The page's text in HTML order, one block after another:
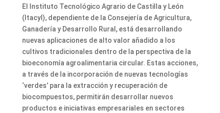
El Instituto Tecnológico Agrario de Castilla y León
(Itacyl), dependiente de la Consejería de Agricultura,
Ganadería y Desarrollo Rural, está desarrollando
nuevas aplicaciones de alto valor añadido a los
cultivos tradicionales dentro de la perspectiva de la
bioeconomía agroalimentaria circular. Estas acciones,
a través de la incorporación de nuevas tecnologías
‘verdes’ para la extracción y recuperación de
biocompuestos, permitirán desarrollar nuevos
productos e iniciativas empresariales en sectores